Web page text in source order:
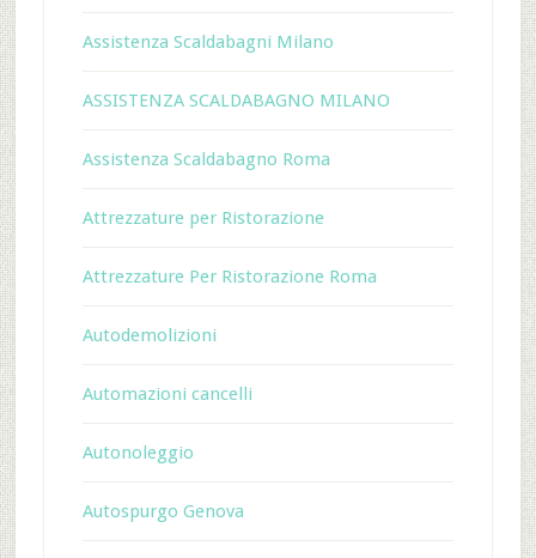
Assistenza Scaldabagni Milano
ASSISTENZA SCALDABAGNO MILANO
Assistenza Scaldabagno Roma
Attrezzature per Ristorazione
Attrezzature Per Ristorazione Roma
Autodemolizioni
Automazioni cancelli
Autonoleggio
Autospurgo Genova